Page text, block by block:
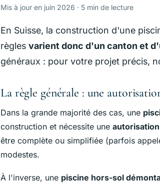
Mis à jour en juin 2026 · 5 min de lecture
En Suisse, la construction d'une
règles varient donc d'un canton et
généraux : pour votre projet précis,
La règle générale : une
Dans la grande majorité des cas, une
construction et nécessite une
être complète ou simplifiée (parfois
modestes.
À l'inverse, une piscine hors-sol